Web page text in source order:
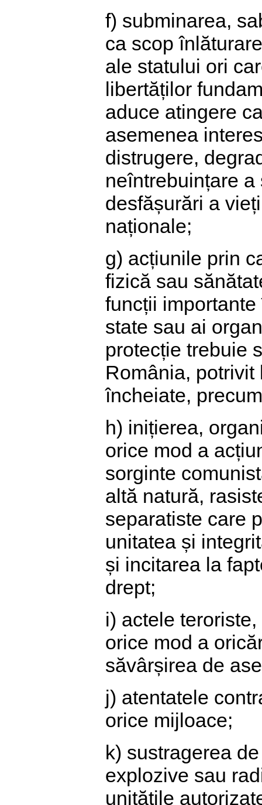
f) subminarea,
ca scop
ale statului ori
libertăților
aduce atingere
asemenea
distrugere,
neîntrebuințare
desfășurări a
naționale;
g) acțiunile prin
fizică sau
funcții
state sau ai
protecție trebuie
România,
încheiate,
h) inițierea,
orice mod a
sorginte
altă natură,
separatiste care
unitatea și
și incitarea la
drept;
i) actele
orice mod a
săvârșirea de
j) atentatele
orice mijloace;
k) sustragerea
explozive sau
unitățile